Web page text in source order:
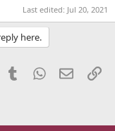
Last edited: Jul 20, 2021
here.
TumblrWhatsApp
Email